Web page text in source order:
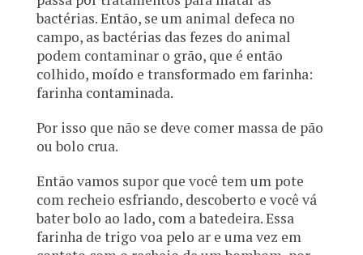
bactérias. Então, se um animal defeca no
campo, as bactérias das fezes do animal
podem contaminar o grão, que é então
colhido, moído e transformado em farinha:
farinha contaminada.
Por isso que não se deve comer massa de pão
ou bolo crua.
Então vamos supor que você tem um pote
com recheio esfriando, descoberto e você vá
bater bolo ao lado, com a batedeira. Essa
farinha de trigo voa pelo ar e uma vez em